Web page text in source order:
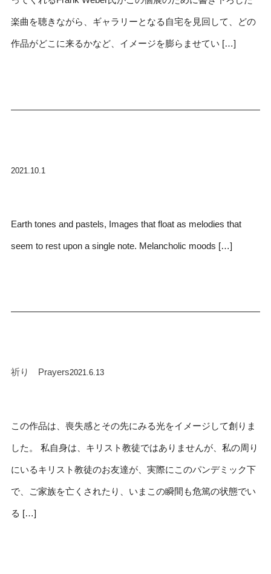
楽曲を聴きながら、ギャラリーとなる自宅を見回して、どの
作品がどこに来るかなど、イメージを膨らませてい […]
2021.10.1
Earth tones and pastels, Images that float as melodies that
seem to rest upon a single note. Melancholic moods […]
祈り Prayers2021.6.13
この作品は、喪失感とその先にみる光をイメージして創りま
した。 私自身は、キリスト教徒ではありませんが、私の周り
にいるキリスト教徒のお友達が、実際にこのパンデミック下
で、ご家族を亡くされたり、いまこの瞬間も危篤の状態でい
る […]